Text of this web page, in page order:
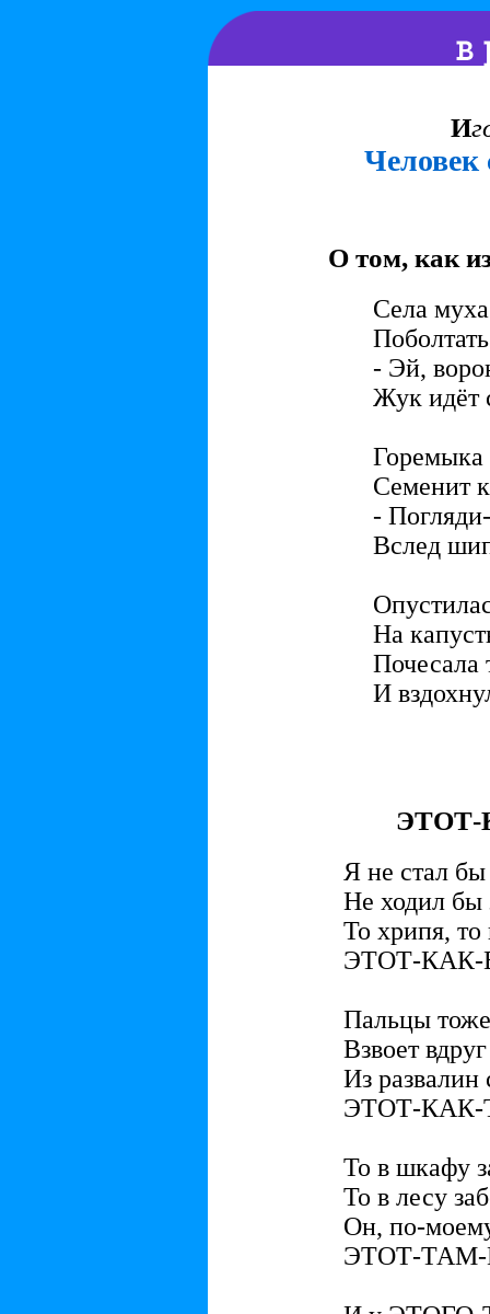
И
Человек
О том, как
Села
- Эй,
Жук идёт
Горемыка
Семенит
-
Вслед
На
Почесала
И
Я не стал бы
Не ходил бы
То хрипя,
ЭТОТ-
Пальцы
Взвоет
Из развалин
ЭТОТ-
То в шкафу
То в лесу
Он, по-
ЭТОТ-